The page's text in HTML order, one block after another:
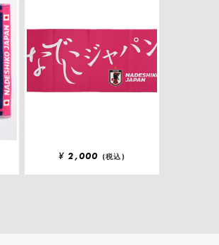
¥ 2,000 (税込)